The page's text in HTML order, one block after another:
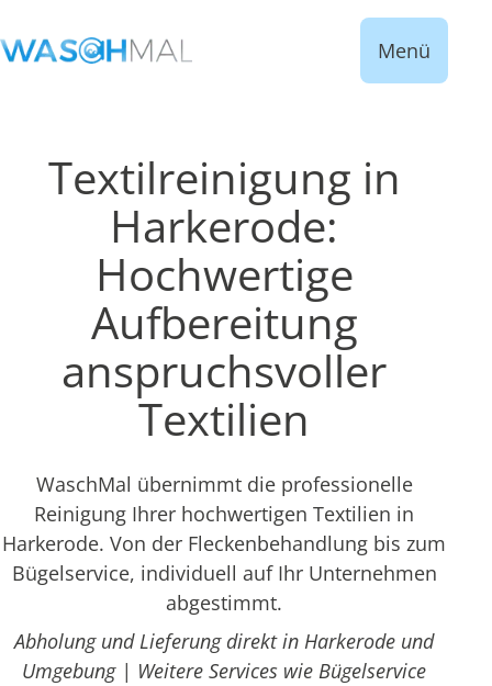
Menü
Textilreinigung in
Harkerode:
Hochwertige
Aufbereitung
anspruchsvoller
Textilien
WaschMal übernimmt die professionelle
Reinigung Ihrer hochwertigen Textilien in
Harkerode. Von der Fleckenbehandlung bis zum
Bügelservice, individuell auf Ihr Unternehmen
abgestimmt.
Abholung und Lieferung direkt in Harkerode und
Umgebung | Weitere Services wie Bügelservice